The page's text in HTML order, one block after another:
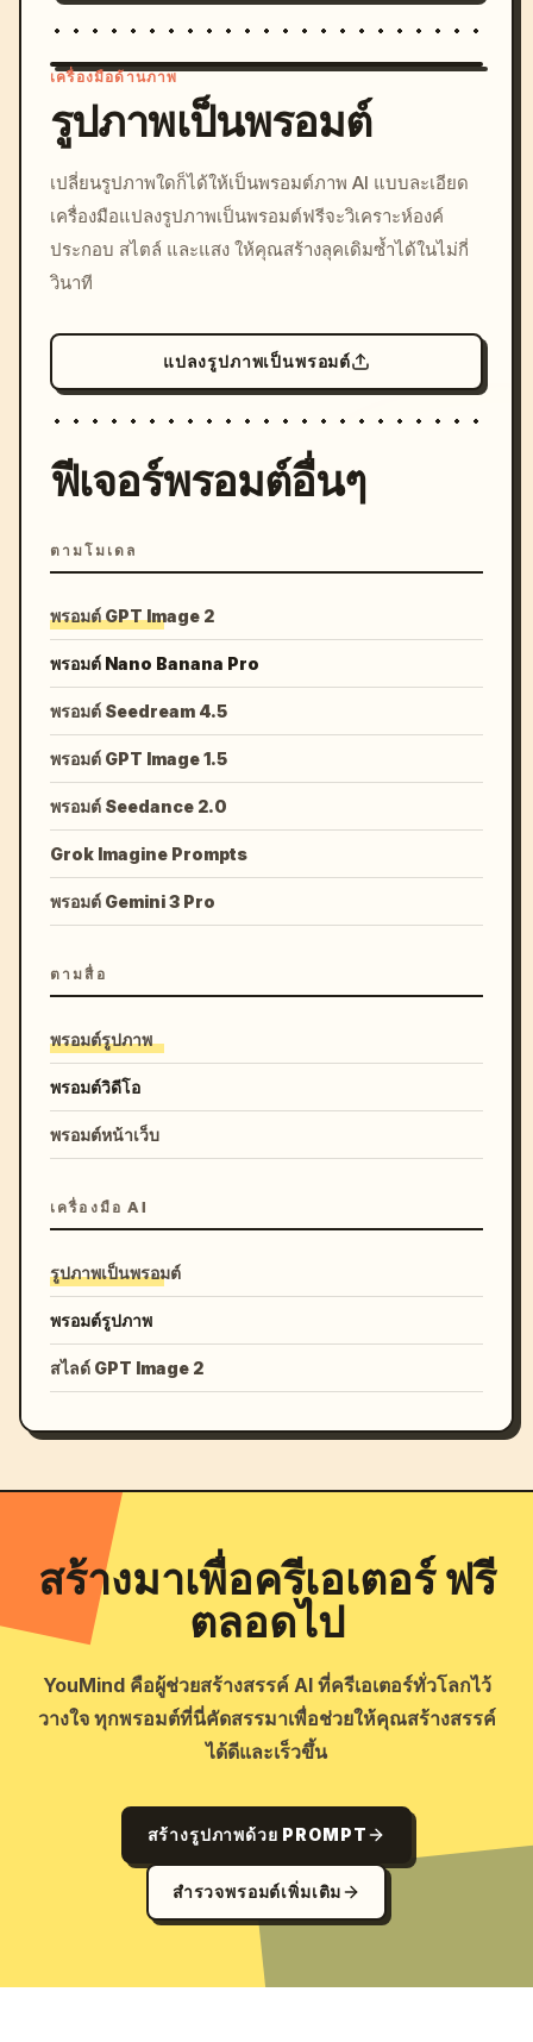
c, cyberpunk sunset, neon
colors, 8k --v 6.0
เครื่องมือด้านภาพ
รูปภาพเป็นพรอมต์
เปลี่ยนรูปภาพใดก็ได้ให้เป็นพรอมต์ภาพ AI แบบละเอียด
เครื่องมือแปลงรูปภาพเป็นพรอมต์ฟรีจะวิเคราะห์องค์
ประกอบ สไตล์ และแสง ให้คุณสร้างลุคเดิมซ้ำได้ในไม่กี่
วินาที
แปลงรูปภาพเป็นพรอมต์
ฟีเจอร์พรอมต์อื่นๆ
ตามโมเดล
พรอมต์ GPT Image 2
พรอมต์ Nano Banana Pro
พรอมต์ Seedream 4.5
พรอมต์ GPT Image 1.5
พรอมต์ Seedance 2.0
Grok Imagine Prompts
พรอมต์ Gemini 3 Pro
ตามสื่อ
พรอมต์รูปภาพ
พรอมต์วิดีโอ
พรอมต์หน้าเว็บ
เครื่องมือ AI
รูปภาพเป็นพรอมต์
พรอมต์รูปภาพ
สไลด์ GPT Image 2
สร้างมาเพื่อครีเอเตอร์ ฟรี
ตลอดไป
YouMind คือผู้ช่วยสร้างสรรค์ AI ที่ครีเอเตอร์ทั่วโลกไว้
วางใจ ทุกพรอมต์ที่นี่คัดสรรมาเพื่อช่วยให้คุณสร้างสรรค์
ได้ดีและเร็วขึ้น
สร้างรูปภาพด้วย PROMPT
สำรวจพรอมต์เพิ่มเติม